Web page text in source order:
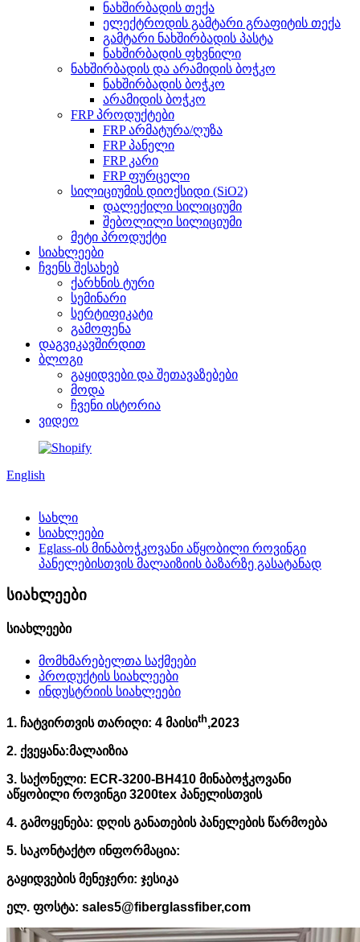
ნახშირბადის თექა
ელექტროდის გამტარი გრაფიტის თექა
გამტარი ნახშირბადის პასტა
ნახშირბადის ფხვნილი
ნახშირბადის და არამიდის ბოჭკო
ნახშირბადის ბოჭკო
არამიდის ბოჭკო
FRP პროდუქტები
FRP არმატურა/ღუზა
FRP პანელი
FRP კარი
FRP ფურცელი
სილიციუმის დიოქსიდი (SiO2)
დალექილი სილიციუმი
შებოლილი სილიციუმი
მეტი პროდუქტი
სიახლეები
ჩვენს შესახებ
ქარხნის ტური
სემინარი
სერტიფიკატი
გამოფენა
დაგვიკავშირდით
ბლოგი
გაყიდვები და შეთავაზებები
მოდა
ჩვენი ისტორია
ვიდეო
English
სახლი
სიახლეები
Eglass-ის მინაბოჭკოვანი აწყობილი როვინგი
პანელებისთვის მალაიზიის ბაზარზე გასატანად
სიახლეები
სიახლეები
მომხმარებელთა საქმეები
პროდუქტის სიახლეები
ინდუსტრიის სიახლეები
1. ჩატვირთვის თარიღი: 4 მაისიth,2023
2. ქვეყანა:მალაიზია
3. საქონელი: ECR-3200-BH410 მინაბოჭკოვანი
აწყობილი როვინგი 3200tex პანელისთვის
4. გამოყენება: დღის განათების პანელების წარმოება
5. საკონტაქტო ინფორმაცია:
გაყიდვების მენეჯერი: ჯესიკა
ელ. ფოსტა: sales5@fiberglassfiber,com